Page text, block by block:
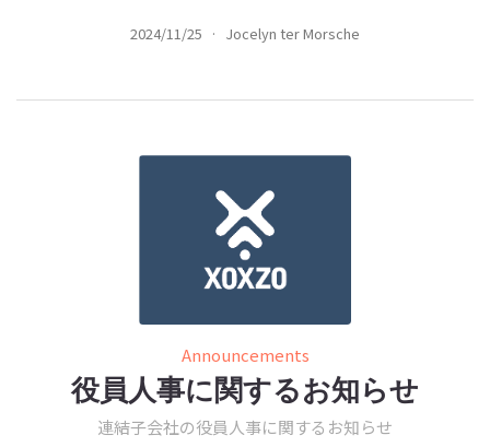
2024/11/25 · Jocelyn ter Morsche
Announcements
役員人事に関するお知らせ
連結子会社の役員人事に関するお知らせ